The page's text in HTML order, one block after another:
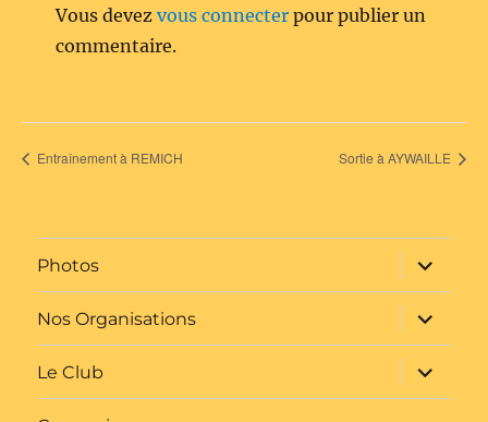
Vous devezvous connecter pour publier un
commentaire.
Entraînement à REMICH Sortie à AYWAILLE
Photos
ouvrir
le
sous-
menu
Nos Organisations
ouvrir
le
sous-
menu
Le Club
ouvrir
le
sous-